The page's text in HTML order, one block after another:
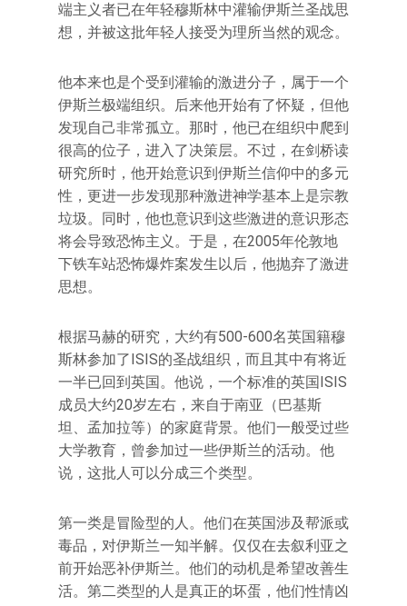
端主义者已在年轻穆斯林中灌输伊斯兰圣战思
想，并被这批年轻人接受为理所当然的观念。
他本来也是个受到灌输的激进分子，属于一个
伊斯兰极端组织。后来他开始有了怀疑，但他
发现自己非常孤立。那时，他已在组织中爬到
很高的位子，进入了决策层。不过，在剑桥读
研究所时，他开始意识到伊斯兰信仰中的多元
性，更进一步发现那种激进神学基本上是宗教
垃圾。同时，他也意识到这些激进的意识形态
将会导致恐怖主义。于是，在2005年伦敦地
下铁车站恐怖爆炸案发生以后，他抛弃了激进
思想。
根据马赫的研究，大约有500-600名英国籍穆
斯林参加了ISIS的圣战组织，而且其中有将近
一半已回到英国。他说，一个标准的英国ISIS
成员大约20岁左右，来自于南亚（巴基斯
坦、孟加拉等）的家庭背景。他们一般受过些
大学教育，曾参加过一些伊斯兰的活动。他
说，这批人可以分成三个类型。
第一类是冒险型的人。他们在英国涉及帮派或
毒品，对伊斯兰一知半解。仅仅在去叙利亚之
前开始恶补伊斯兰。他们的动机是希望改善生
活。第二类型的人是真正的坏蛋，他们性情凶